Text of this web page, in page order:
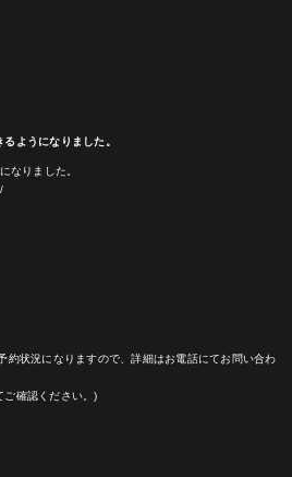
ようになりました。
なりました。
約状況になりますので、詳細はお電話にてお問い合わ
ご確認ください。)